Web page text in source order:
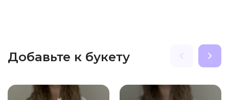
Добавьте к букету